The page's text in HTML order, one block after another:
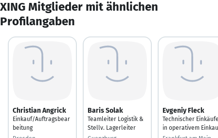
XING Mitglieder mit ähnlichen
Profilangaben
Christian Angrick
Einkauf/Auftragsbear
beitung
Baris Solak
Teamleiter Logistik &
Stellv. Lagerleiter
Evgeniy Fleck
Technischer
in operativem